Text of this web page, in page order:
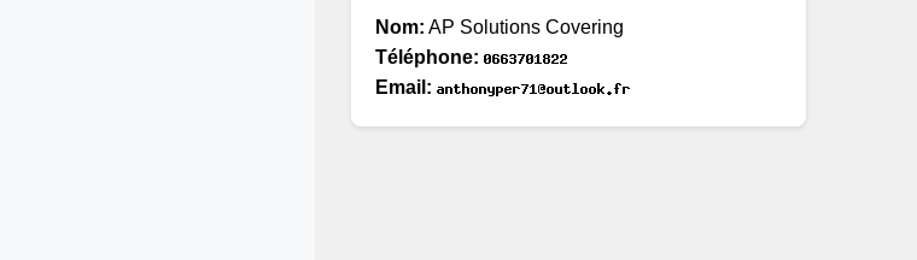
Nom: AP Solutions Covering
Téléphone:
Email: